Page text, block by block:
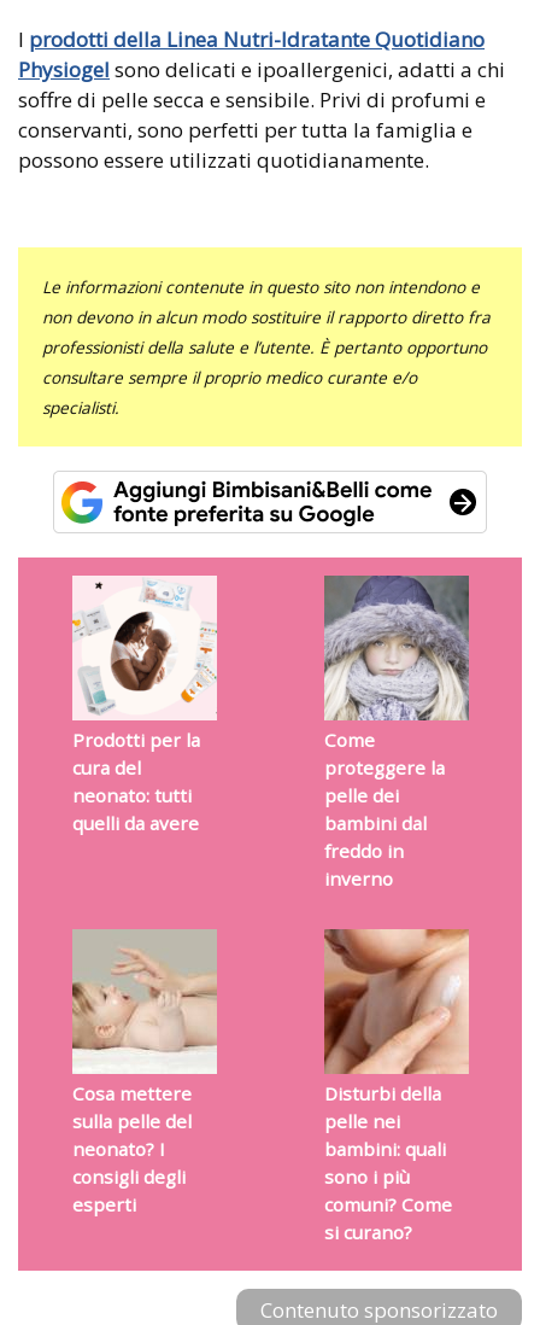
I prodotti della Linea Nutri-Idratante Quotidiano
Physiogel sono delicati e ipoallergenici, adatti a chi
soffre di pelle secca e sensibile. Privi di profumi e
conservanti, sono perfetti per tutta la famiglia e
possono essere utilizzati quotidianamente.
Le informazioni contenute in questo sito non intendono e
non devono in alcun modo sostituire il rapporto diretto fra
professionisti della salute e l’utente. È pertanto opportuno
consultare sempre il proprio medico curante e/o
specialisti.
Prodotti per la
cura del
neonato: tutti
quelli da avere
Come
proteggere la
pelle dei
bambini dal
freddo in
inverno
Cosa mettere
sulla pelle del
neonato? I
consigli degli
esperti
Disturbi della
pelle nei
bambini: quali
sono i più
comuni? Come
si curano?
Contenuto sponsorizzato